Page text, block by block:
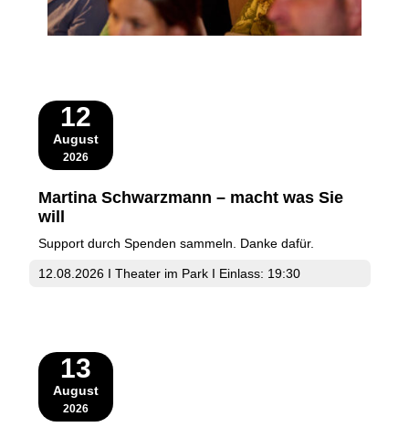
12
August
2026
Martina Schwarzmann – macht was Sie
will
Support durch Spenden sammeln. Danke dafür.
12.08.2026 I Theater im Park I Einlass: 19:30
13
August
2026